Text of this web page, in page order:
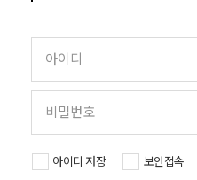
아이디 저장 보안접속